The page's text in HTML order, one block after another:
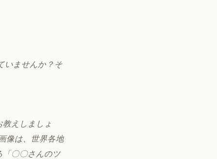
いませんか？そ
えしましょ
像は、世界各地
「〇〇さんのツ